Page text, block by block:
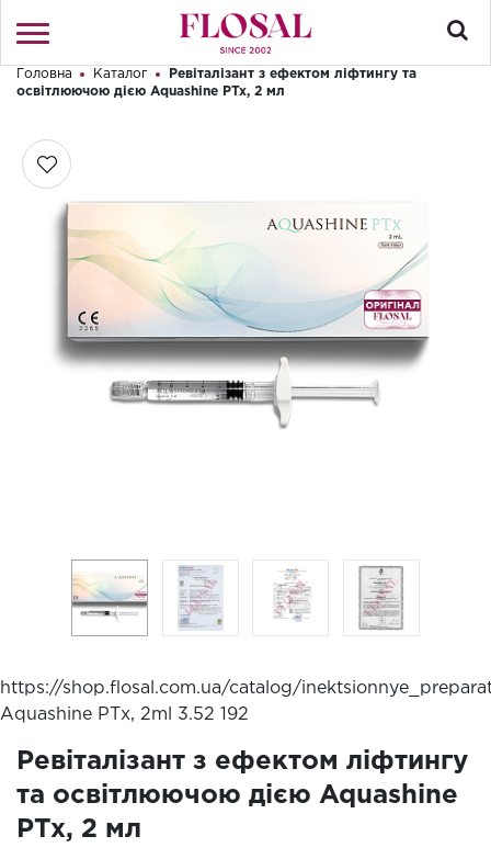
Увійти / Реєстрація
КАТАЛОГ
ПРО МАГАЗИН
КОНТАКТИ
ДОСТАВКА І ОПЛАТА
БРЕНДИ
Привіт! Що Ви шукаєте?
Головна Каталог
Ревіталізант з ефектом ліфтингу та
освітлюючою дією Aquashine PTx, 2 мл
https://shop.flosal.com.ua/catalog/
Aquashine РТx, 2ml
3.52 192
Ревіталізант з ефектом ліфтингу
та освітлюючою дією Aquashine
PTx, 2 мл